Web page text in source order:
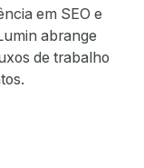
em SEO e
abrange
de trabalho